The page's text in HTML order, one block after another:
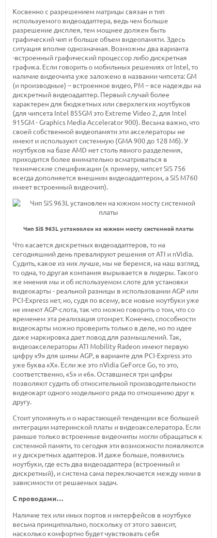
Косвенно с разрешением матрицы связан и тип
используемого видеоадаптера, ведь чем больше
разрешение дисплея, тем мощнее должен быть
графический чип и больше объем видеопамяти. Здесь
ситуация вполне однозначная. Возможны два варианта
-встроенный графический процессор либо дискретная
графика. Если говорить о мобильных решениях от Intel, то
наличие видеочипа уже заложено в названии чипсета: GM
(и производные) – встроенное видео, PM – все надежды на
дискретный видеоадаптер. Первый случай более
характерен для бюджетных или сверхлегких ноутбуков
(для чипсета Intel 855GM это Extreme Video 2, для Intel
915GM - Graphics Media Accelerator 900). Весьма важно, что
своей собственной видеопамяти эти акселераторы не
имеют и используют системную (GMA 900 до 128 Мб). У
ноутбуков на базе AMD нет столь явного разделения,
приходится более внимательно всматриваться в
технические спецификации (к примеру, чипсет SiS 756
всегда дополняется внешним видеоадаптером, а SiS M760
имеет встроенный видеочип).
Чип SiS 963L установлен на южном мосту системной платы
Что касается дискретных видеоадаптеров, то на
сегодняшний день превалируют решения от ATI и nVidia.
Судить, какое из них лучше, мы не беремся, на наш взгляд,
то одна, то другая компания вырывается в лидеры. Такого
же мнения мы и об используемом слоте для установки
видеокарты - реальной разницы в использовании AGP или
PCI-Express нет, но, судя по всему, все новые ноутбуки уже
не имеют AGP-слота, так что можно говорить о том, что со
временем эта реализация отомрет. Конечно, способности
видеокарты можно проверить только в деле, но по идее
даже маркировка дает повод для размышлений. Так,
видеоакселераторы ATI Mobility Radeon имеют первую
цифру «9» для шины AGP, в варианте для PCI-Express это
уже буква «Х». Если же это nVidia GeForce Go, то это,
соответственно, «5» и «6». Оставшиеся три цифры
позволяют судить об относительной производительности
видеокарт одного модельного ряда по отношению друг к
другу.
Стоит упомянуть и о нарастающей тенденции все большей
интеграции материнской платы и видеоакселератора. Если
раньше только встроенные видеочипы могли обращаться к
системной памяти, то сегодня эти возможности появляются
и у дискретных адаптеров. И даже больше, появились
ноутбуки, где есть два видеоадаптера (встроенный и
дискретный), и система сама переключается между ними в
зависимости от решаемых задач.
С проводами…
Наличие тех или иных портов и интерфейсов в ноутбуке
весьма принципиально, поскольку от этого зависит,
насколько комфортно будет чувствовать себя